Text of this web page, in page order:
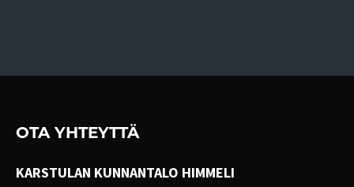
OTA YHTEYTTÄ
KARSTULAN KUNNANTALO HIMMELI